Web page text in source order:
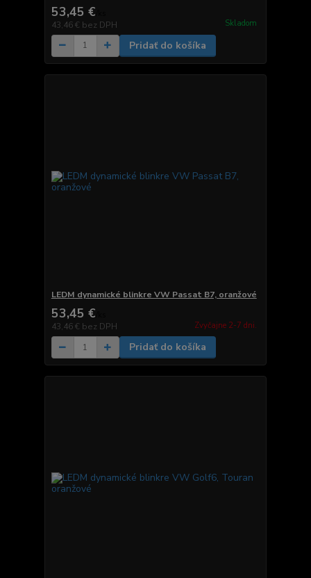
53,45 €
43,46 € bez DPH Skladom
Pridať do košíka
LEDM dynamické blinkre VW Passat B7, oranžové
53,45 €
43,46 € bez DPH Zvyčajne 2-7 dni.
Pridať do košíka